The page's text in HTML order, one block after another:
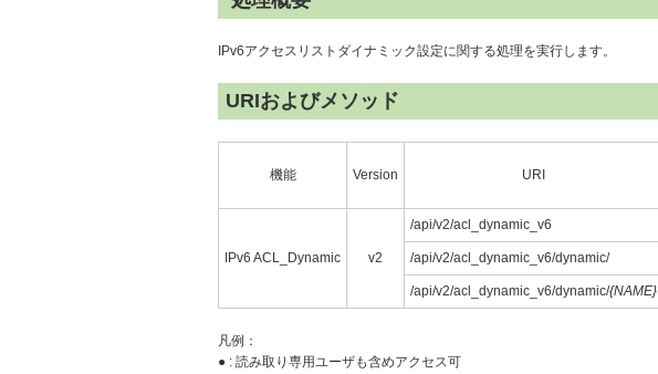
IPv6アクセスリストダイナミック設定に関する処理を実行します。
URIおよびメソッド
機能 Version URI
IPv6 ACL_Dynamic v2
/api/v2/acl_dynamic_v6
/api/v2/acl_dynamic_v6/dynamic/
/api/v2/acl_dynamic_v6/dynamic/{NAME}
凡例：
● : 読み取り専用ユーザも含めアクセス可